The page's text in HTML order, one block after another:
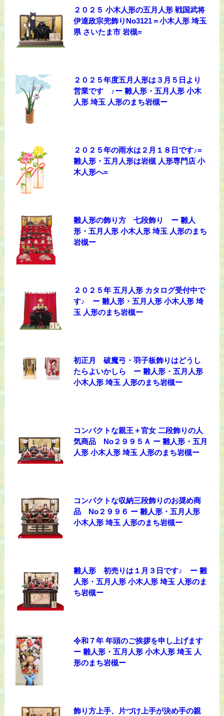
２０２５ 小木人形の五月人形 戦国武将
伊達政宗兜飾りNo3121＝小木人形 埼玉
県 さいたま市 岩槻=
２０２５年度五月人形は３月５日より
営業です ♪ー 雛人形・五月人形 小木
人形 埼玉 人形のまち岩槻ー
２０２５年の雨水は２月１８日です♪=
雛人形・五月人形は岩槻 人形専門店 小
木人形へ=
雛人形の飾り方 七段飾り ー 雛人
形・五月人形 小木人形 埼玉 人形のまち
岩槻ー
２０２５年 五月人形 カタログ受付中で
す♪ ー 雛人形・五月人形 小木人形 埼
玉 人形のまち岩槻ー
初正月 破魔弓・羽子板飾りはどうし
たらよいかしら ー 雛人形・五月人形
小木人形 埼玉 人形のまち岩槻ー
コンパクトな親王＋官女 二段飾りの人
気商品 No２９９５Ａ ー 雛人形・五月
人形 小木人形 埼玉 人形のまち岩槻ー
コンパクトな収納三段飾りのお奨め商
品 No２９９６ ー 雛人形・五月人形
小木人形 埼玉 人形のまち岩槻ー
雛人形 初売りは１月３日です♪ ー 雛
人形・五月人形 小木人形 埼玉 人形のま
ち岩槻ー
令和７年 年頭のご挨拶を申し上げます
ー 雛人形・五月人形 小木人形 埼玉 人
形のまち岩槻ー
飾り方上手、片づけ上手が決め手の親